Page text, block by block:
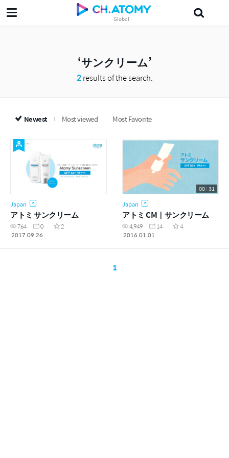
Global
サンクリーム
2results of the search.
Newest Most viewed Most Favorite
Japan
アトミ サンクリーム
764 0
2
2017.09.26
00 : 31
Japan
アトミ CM｜サンクリーム
4,949 14
4
2016.01.01
1